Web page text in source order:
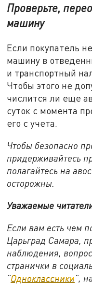
Проверьте,
машину
Если покупатель
машину в
и транспортный
Чтобы этого не
числится ли еще
суток с момента
его с учета.
Чтобы безопасно
придерживайтесь
полагайтесь на
осторожны.
Уважаемые
Если вам есть чем
Царьград Самара,
наблюдения,
странички в
"Одноклассники",